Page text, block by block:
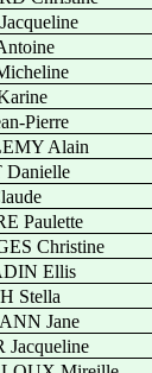
Pierre
Alain
Danielle
Paulette
Christine
Ellis
Stella
Jane